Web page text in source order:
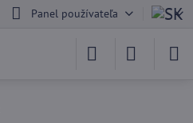
Panel používateľa